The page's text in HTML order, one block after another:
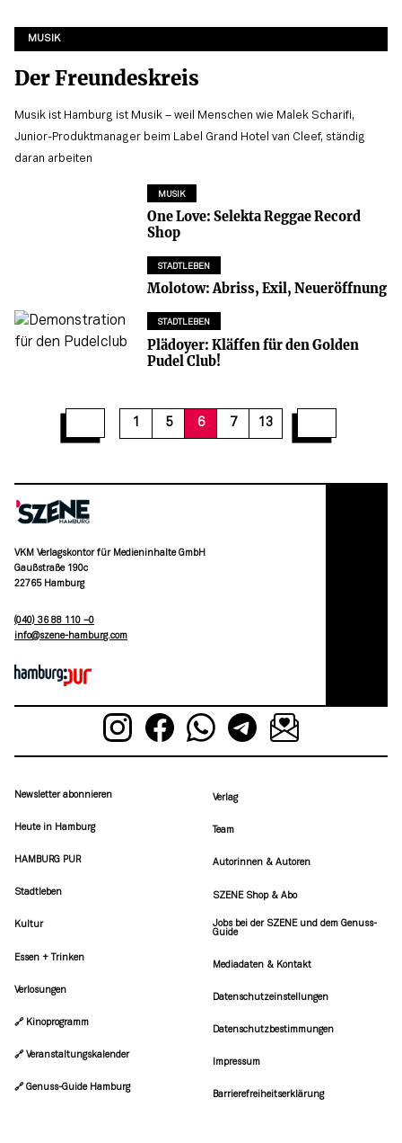
MUSIK
Der Freundeskreis
Musik ist Hamburg ist Musik – weil Menschen wie Malek Scharifi,
Junior-Produktmanager beim Label Grand Hotel van Cleef, ständig
daran arbeiten
MUSIK
One Love: Selekta Reggae Record
Shop
STADTLEBEN
Molotow: Abriss, Exil, Neueröffnung
STADTLEBEN
Plädoyer: Kläffen für den Golden
Pudel Club!
1 5 6 7 13
12
VKM Verlagskontor für Medieninhalte GmbH
Gaußstraße 190c
22765 Hamburg
(040) 36 88 110 –0
moc.grubmah-enezs@ofni
Newsletter abonnieren
Heute in Hamburg
HAMBURG PUR
Stadtleben
Kultur
Essen + Trinken
Verlosungen
🔗 Kinoprogramm
🔗 Veranstaltungskalender
🔗 Genuss-Guide Hamburg
Verlag
Team
Autorinnen & Autoren
SZENE Shop & Abo
Jobs bei der SZENE und dem Genuss-
Guide
Mediadaten & Kontakt
Datenschutzeinstellungen
Datenschutzbestimmungen
Impressum
Barrierefreiheitserklärung